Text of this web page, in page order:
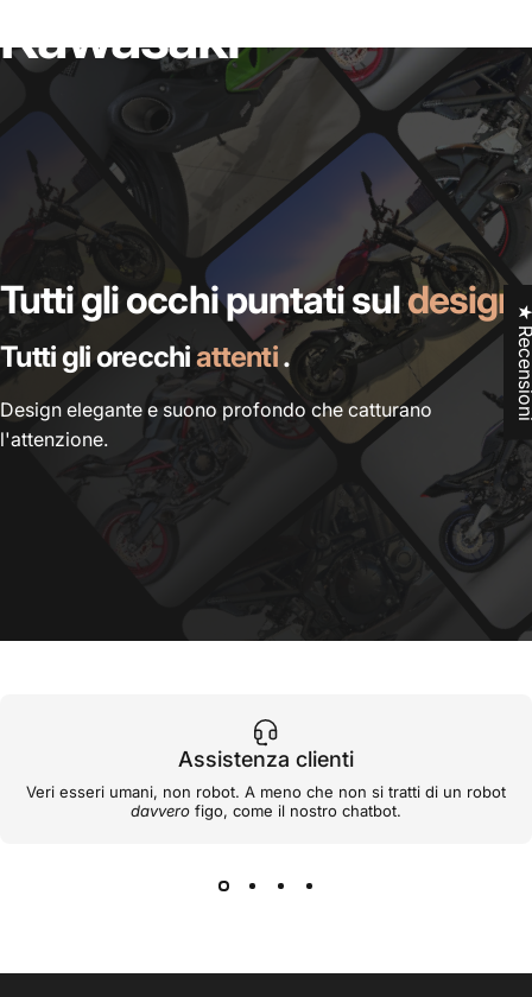
Kawasaki
Tutti gli occhi puntati suldesign
Tutti gli orecchiattenti.
Design elegante e suono profondo che catturano
l'attenzione.
Assistenza clienti
Veri esseri umani, non robot. A meno che non si tratti di un robot
davvero figo, come il nostro chatbot.
★